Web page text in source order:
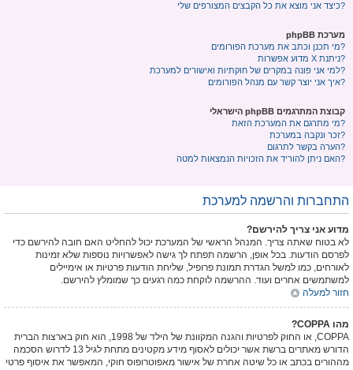
כיצד אני מוצא את כל הקבצים המצורפים שלי?
מערכת phpBB
מי תכנן וכתב את מערכת הפורומים?
מדוע אפשרות X ניתנת?
למי אני פונה במקרים של חוקתיות ואישורים למערכת?
איך אני יוצר קשר עם מנהל הפורומים?
קבוצת המתרגמים phpBB הישראלי
מי מתרגם את המערכת הזאת?
זכר ונקבה במערכת?
הערה בקשר לתרגום?
האם ניתן להוריד את הזכויות הנמצאות למטה?
התחברות והרשמה למערכת
מדוע אני צריך להירשם?
לא בטוח שאתה צריך. המנהל הראשי של המערכת יכול להחליט האם חובה להירשם כדי
לפרסם הודעות. בכל אופן, הרשמה תפתח לך גישה לאפשרויות נוספות שלא זמינות
לאורחים, כמו למשל הגדרת תמונת פרופיל, שליחת הודעות פרטיות או אימיילים
למשתמשים אחרים ועוד. ההרשמה לוקחת כמה רגעים כך שמומלץ להירשם.
חזור למעלה
מהו COPPA?
COPPA, או החוק לפרטיות והגנה המקוונת של הילד של 1998, הוא חוק בארצות הברית
הדורש מאתרים ברשת אשר יכולים לאסוף מידע מקטינים מתחת לגיל 13 לדרוש הסכמה
מההורים בכתב או כל שיטה אחרת של אישור מאפוטרופוס חוקי, המאפשר את איסוף פרטי